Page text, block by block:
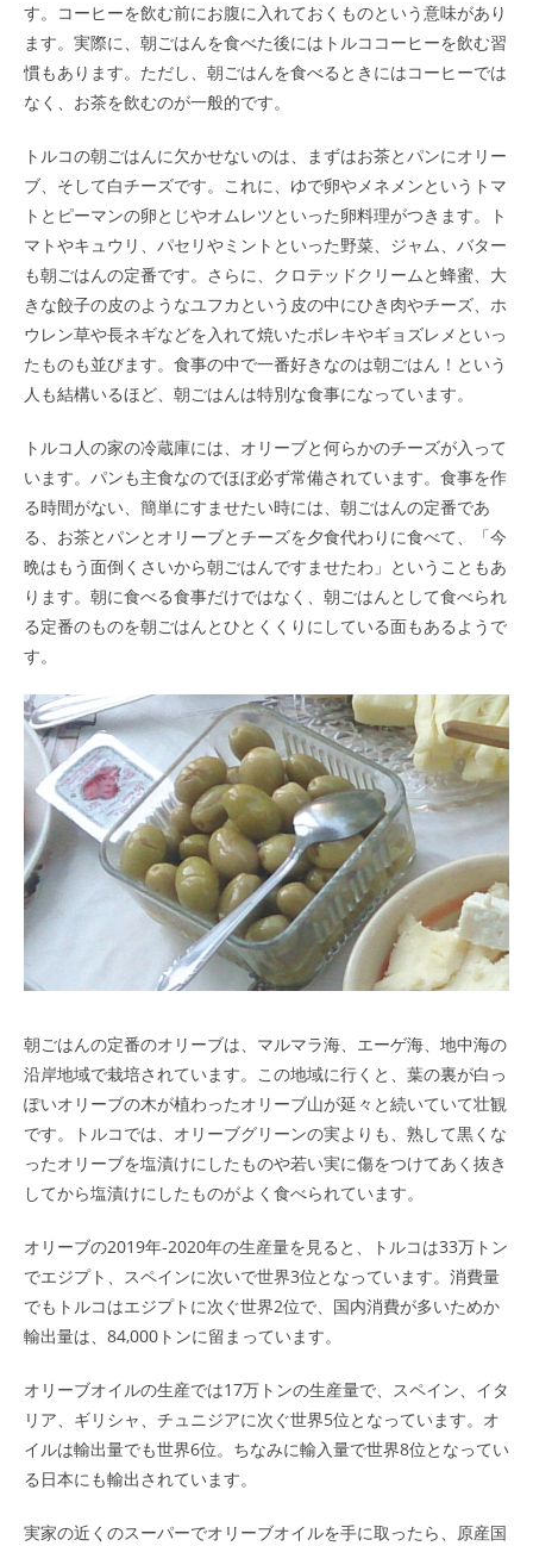
す。コーヒーを飲む前にお腹に入れておくものという意味があり
ます。実際に、朝ごはんを食べた後にはトルココーヒーを飲む習
慣もあります。ただし、朝ごはんを食べるときにはコーヒーでは
なく、お茶を飲むのが一般的です。
トルコの朝ごはんに欠かせないのは、まずはお茶とパンにオリー
ブ、そして白チーズです。これに、ゆで卵やメネメンというトマ
トとピーマンの卵とじやオムレツといった卵料理がつきます。ト
マトやキュウリ、パセリやミントといった野菜、ジャム、バター
も朝ごはんの定番です。さらに、クロテッドクリームと蜂蜜、大
きな餃子の皮のようなユフカという皮の中にひき肉やチーズ、ホ
ウレン草や長ネギなどを入れて焼いたボレキやギョズレメといっ
たものも並びます。食事の中で一番好きなのは朝ごはん！という
人も結構いるほど、朝ごはんは特別な食事になっています。
トルコ人の家の冷蔵庫には、オリーブと何らかのチーズが入って
います。パンも主食なのでほぼ必ず常備されています。食事を作
る時間がない、簡単にすませたい時には、朝ごはんの定番であ
る、お茶とパンとオリーブとチーズを夕食代わりに食べて、「今
晩はもう面倒くさいから朝ごはんですませたわ」ということもあ
ります。朝に食べる食事だけではなく、朝ごはんとして食べられ
る定番のものを朝ごはんとひとくくりにしている面もあるようで
す。
朝ごはんの定番のオリーブは、マルマラ海、エーゲ海、地中海の
沿岸地域で栽培されています。この地域に行くと、葉の裏が白っ
ぽいオリーブの木が植わったオリーブ山が延々と続いていて壮観
です。トルコでは、オリーブグリーンの実よりも、熟して黒くな
ったオリーブを塩漬けにしたものや若い実に傷をつけてあく抜き
してから塩漬けにしたものがよく食べられています。
オリーブの2019年-2020年の生産量を見ると、トルコは33万トン
でエジプト、スペインに次いで世界3位となっています。消費量
でもトルコはエジプトに次ぐ世界2位で、国内消費が多いためか
輸出量は、84,000トンに留まっています。
オリーブオイルの生産では17万トンの生産量で、スペイン、イタ
リア、ギリシャ、チュニジアに次ぐ世界5位となっています。オ
イルは輸出量でも世界6位。ちなみに輸入量で世界8位となってい
る日本にも輸出されています。
実家の近くのスーパーでオリーブオイルを手に取ったら、原産国